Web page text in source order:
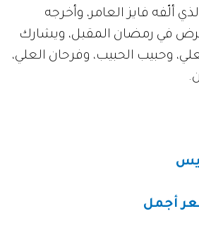
ألّفه فايز العامر، وأخرجه
في رمضان المقبل، ويشارك
وحبيب الحبيب، وفرحان العلي،
أجمل